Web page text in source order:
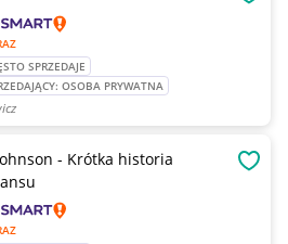
SPRZEDAJE
OSOBA PRYWATNA
- Krótka historia